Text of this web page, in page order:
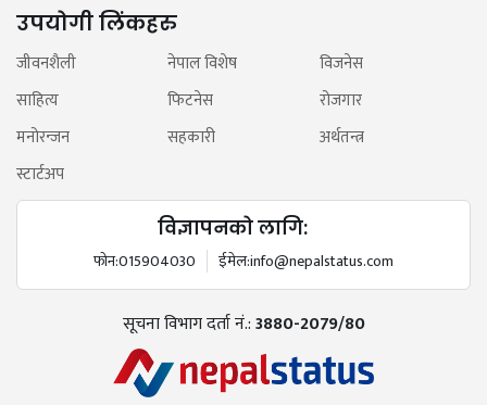
उपयोगी लिंकहरु
जीवनशैली नेपाल विशेष
विजनेस
साहित्य
फिटनेस
रोजगार
मनोरन्जन
सहकारी
अर्थतन्त्र
स्टार्टअप
विज्ञापनको लागि:
फोन:015904030 ईमेल:info@nepalstatus.com
सूचना विभाग दर्ता नं.:3880-2079/80